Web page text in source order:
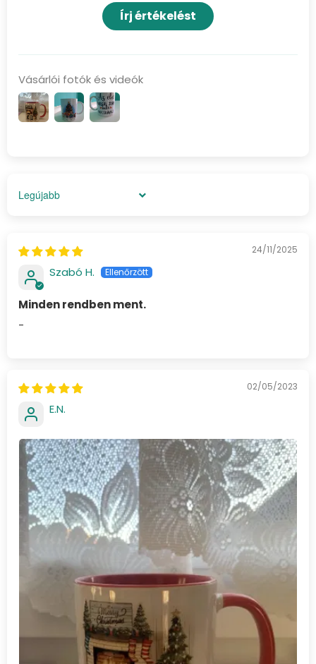
Írj értékelést
Vásárlói fotók és videók
Sort by
24/11/2025
Szabó H.
Minden rendben ment.
-
02/05/2023
E.N.